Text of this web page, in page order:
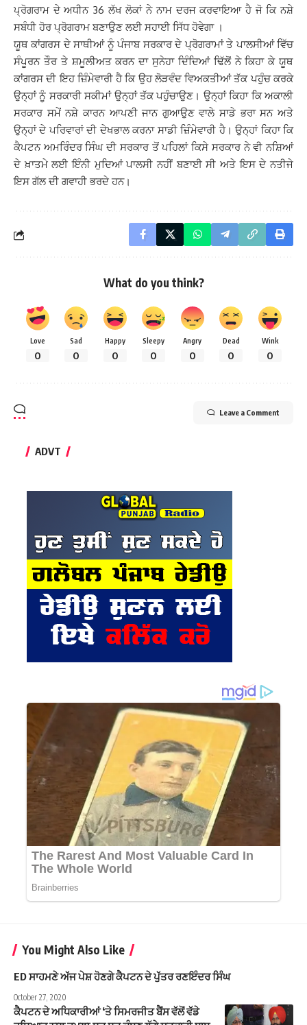
ਪ੍ਰੋਗਰਾਮ ਦੇ ਅਧੀਨ 36 ਲੱਖ ਲੋਕਾਂ ਨੇ ਨਾਮ ਦਰਜ ਕਰਵਾਇਆ ਹੈ ਜੋ ਕਿ ਨਸ਼ੇ
ਸਬੰਧੀ ਹੋਰ ਪ੍ਰੋਗਰਾਮ ਬਣਾਉਣ ਲਈ ਸਹਾਈ ਸਿੱਧ ਹੋਵੇਗਾ ।
ਯੂਥ ਕਾਂਗਰਸ ਦੇ ਸਾਥੀਆਂ ਨੂੰ ਪੰਜਾਬ ਸਰਕਾਰ ਦੇ ਪ੍ਰੋਗਰਾਮਾਂ ਤੇ ਪਾਲਸੀਆਂ ਵਿੱਚ
ਸੰਪੂਰਨ ਤੌਰ ਤੇ ਸ਼ਮੂਲੀਅਤ ਕਰਨ ਦਾ ਸੁਨੇਹਾ ਦਿੰਦਿਆਂ ਢਿੱਲੋਂ ਨੇ ਕਿਹਾ ਕੇ ਯੂਥ
ਕਾਂਗਰਸ ਦੀ ਇਹ ਜ਼ਿੰਮੇਵਾਰੀ ਹੈ ਕਿ ਉਹ ਲੋੜਵੰਦ ਵਿਅਕਤੀਆਂ ਤੱਕ ਪਹੁੰਚ ਕਰਕੇ
ਉਨ੍ਹਾਂ ਨੂੰ ਸਰਕਾਰੀ ਸਕੀਮਾਂ ਉਨ੍ਹਾਂ ਤੱਕ ਪਹੁੰਚਾਉਣ। ਉਨ੍ਹਾਂ ਕਿਹਾ ਕਿ ਅਕਾਲੀ
ਸਰਕਾਰ ਸਮੇਂ ਨਸ਼ੇ ਕਾਰਨ ਆਪਣੀ ਜਾਨ ਗੁਆਉਣ ਵਾਲੇ ਸਾਡੇ ਭਰਾ ਸਨ ਅਤੇ
ਉਨ੍ਹਾਂ ਦੇ ਪਰਿਵਾਰਾਂ ਦੀ ਦੇਖਭਾਲ ਕਰਨਾ ਸਾਡੀ ਜ਼ਿੰਮੇਵਾਰੀ ਹੈ। ਉਨ੍ਹਾਂ ਕਿਹਾ ਕਿ
ਕੈਪਟਨ ਅਮਰਿੰਦਰ ਸਿੰਘ ਦੀ ਸਰਕਾਰ ਤੋਂ ਪਹਿਲਾਂ ਕਿਸੇ ਸਰਕਾਰ ਨੇ ਵੀ ਨਸ਼ਿਆਂ
ਦੇ ਖ਼ਾਤਮੇ ਲਈ ਇੰਨੀ ਮੁਦਿਆਂ ਪਾਲਸੀ ਨਹੀਂ ਬਣਾਈ ਸੀ ਅਤੇ ਇਸ ਦੇ ਨਤੀਜੇ
ਇਸ ਗੱਲ ਦੀ ਗਵਾਹੀ ਭਰਦੇ ਹਨ।
What do you think?
Love
0
Sad
0
Happy
0
Sleepy
0
Angry
0
Dead
0
Wink
0
Leave a Comment
ADVT
You Might Also Like
ED ਸਾਹਮਣੇ ਅੱਜ ਪੇਸ਼ ਹੋਣਗੇ ਕੈਪਟਨ ਦੇ ਪੁੱਤਰ ਰਣਇੰਦਰ ਸਿੰਘ
October 27, 2020
ਕੈਪਟਨ ਦੇ ਅਧਿਕਾਰੀਆਂ ‘ਤੇ ਸਿਮਰਜੀਤ ਬੈਂਸ ਵੱਲੋਂ ਵੱਡੇ